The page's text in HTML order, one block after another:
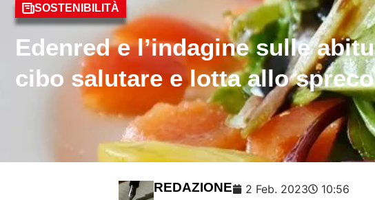
SOSTENIBILITÀ
Edenred e l’indagine sulle
cibo salutare e lotta allo
REDAZIONE 2 Feb. 2023 10:56